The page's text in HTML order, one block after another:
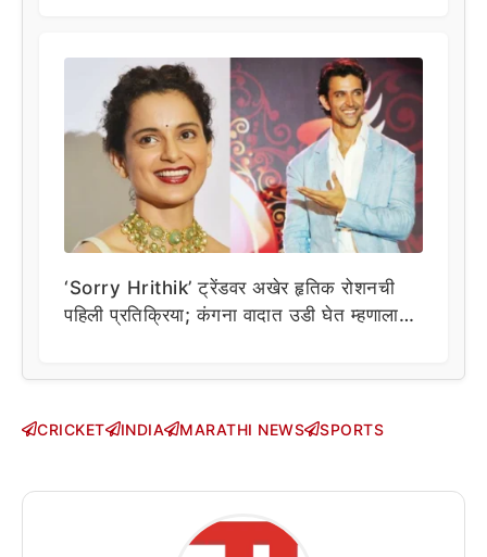
‘Sorry Hrithik’ ट्रेंडवर अखेर हृतिक रोशनची
पहिली प्रतिक्रिया; कंगना वादात उडी घेत म्हणाला…
CRICKET INDIA MARATHI NEWS SPORTS